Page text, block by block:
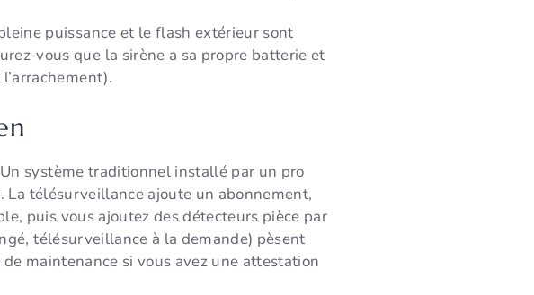
puissance et le flash extérieur sont
vous que la sirène a sa propre batterie et
système traditionnel installé par un pro
télésurveillance ajoute un abonnement,
puis vous ajoutez des détecteurs pièce par
télésurveillance à la demande) pèsent
maintenance si vous avez une attestation